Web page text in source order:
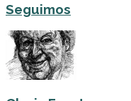
Seguimos